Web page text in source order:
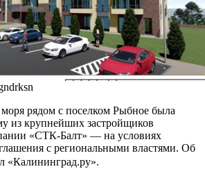
рядом с поселком Рыбное была
из крупнейших застройщиков
«СТК-Балт» — на условиях
с региональными властями. Об
«Калининград.ру».